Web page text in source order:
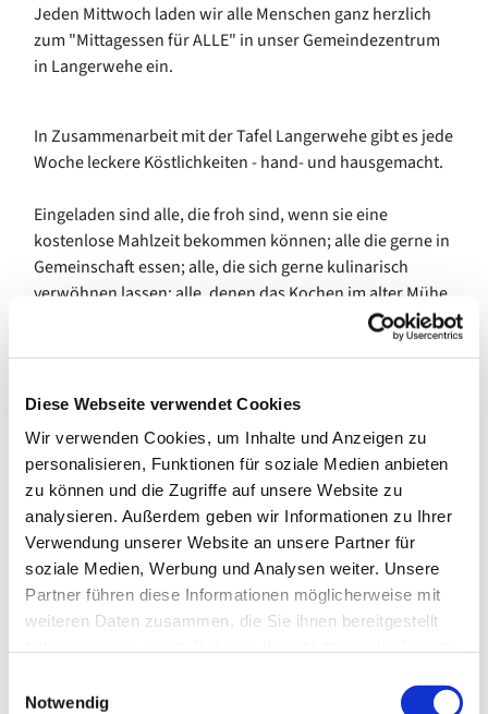
Diese Webseite verwendet Cookies
Wir verwenden Cookies, um Inhalte und Anzeigen zu
personalisieren, Funktionen für soziale Medien anbieten
zu können und die Zugriffe auf unsere Website zu
analysieren. Außerdem geben wir Informationen zu Ihrer
Verwendung unserer Website an unsere Partner für
soziale Medien, Werbung und Analysen weiter. Unsere
Partner führen diese Informationen möglicherweise mit
weiteren Daten zusammen, die Sie ihnen bereitgestellt
Notwendig
Jeden Mittwoch laden wir alle Menschen ganz herzlich
zum "Mittagessen für ALLE" in unser Gemeindezentrum
in Langerwehe ein.
In Zusammenarbeit mit der Tafel Langerwehe gibt es jede
Woche leckere Köstlichkeiten - hand- und hausgemacht.
Eingeladen sind alle, die froh sind, wenn sie eine
kostenlose Mahlzeit bekommen können; alle die gerne in
Gemeinschaft essen; alle, die sich gerne kulinarisch
verwöhnen lassen; alle, denen das Kochen im alter Mühe
macht - kurzum es ist ein Mittagessen für ALLE!
Schulferien) zwischen 12:00 und 13:30 Uhr